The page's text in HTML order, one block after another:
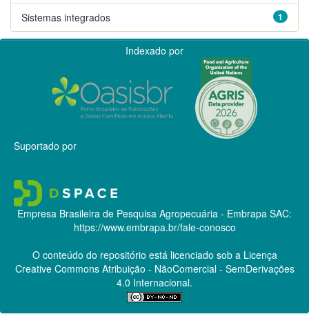
1
Sistemas integrados
Indexado por
Suportado por
Empresa Brasileira de Pesquisa Agropecuária - Embrapa SAC:
https://www.embrapa.br/fale-conosco
O conteúdo do repositório está licenciado sob a Licença
Creative CommonsAtribuição - NãoComercial - SemDerivações
4.0 Internacional.